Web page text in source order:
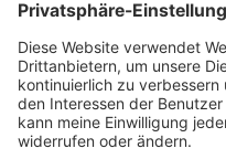
intensive arbeit
plakaten mit
das projekt
lübeck
diversen